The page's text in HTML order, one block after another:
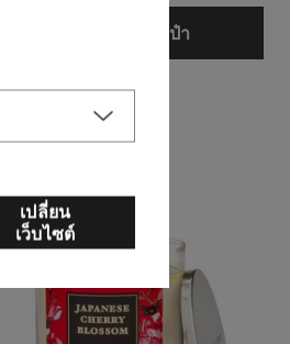
เพิ่มลงกระเป๋า
เปลี่ยน
เว็บไซต์